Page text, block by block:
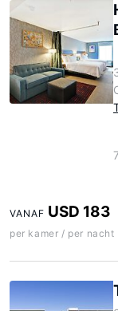
VANAF USD 183
per kamer / per nacht